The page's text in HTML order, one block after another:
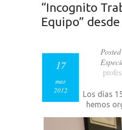
“Incognito
Equipo”
17
mar
2012
Los días
hemos